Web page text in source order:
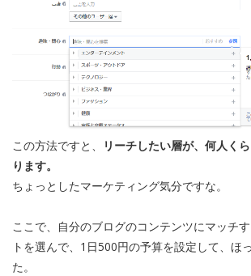
この方法ですと、
リーチしたい層が、何人く
ります。
ちょっとしたマーケティング気分ですな。
ここで、自分のブログのコンテンツにマッチ
トを選んで、1日500円の予算を設定して、ほ
た。